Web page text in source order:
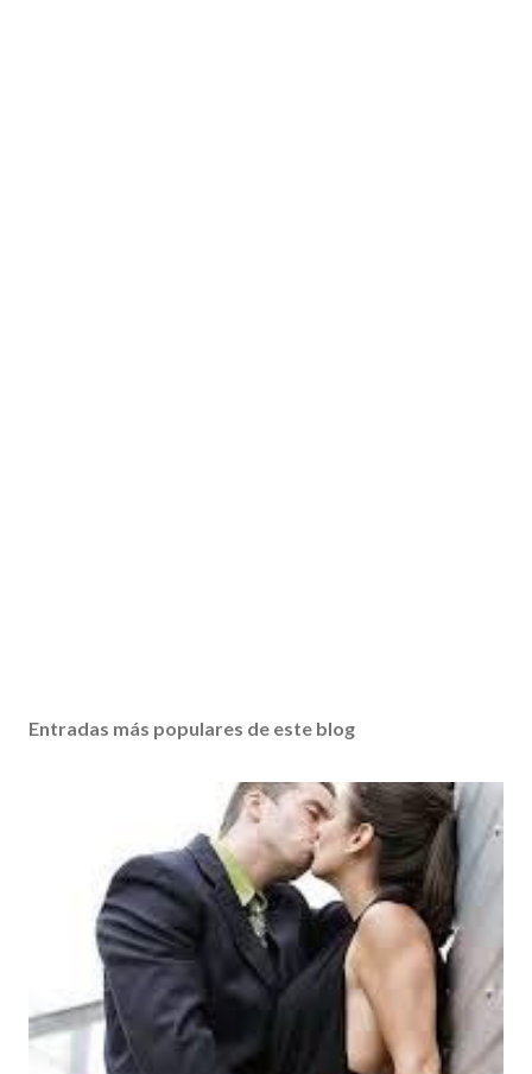
Entradas más populares de este blog